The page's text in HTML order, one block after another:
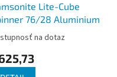
Lite-Cube
76/28 Aluminium
na dotaz